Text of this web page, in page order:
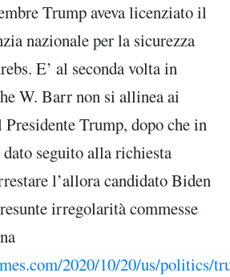
Trump aveva licenziato il
nazionale per la sicurezza
E’ al seconda volta in
W. Barr non si allinea ai
Trump, dopo che in
dato seguito alla richiesta
l’allora candidato Biden
irregolarità commesse
2020/10/20/us/politics/